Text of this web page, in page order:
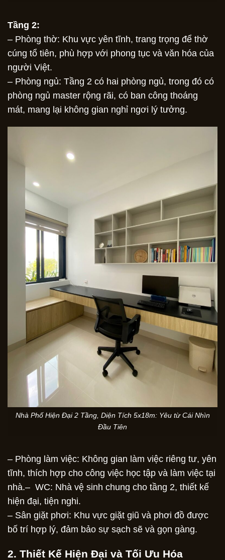
Tầng 2:
– Phòng thờ: Khu vực yên tĩnh, trang trọng để thờ
cúng tổ tiên, phù hợp với phong tục và văn hóa của
người Việt.
– Phòng ngủ: Tầng 2 có hai phòng ngủ, trong đó có
phòng ngủ master rộng rãi, có ban công thoáng
mát, mang lại không gian nghỉ ngơi lý tưởng.
Nhà Phố Hiện Đại 2 Tầng, Diện Tích 5x18m: Yêu từ Cái Nhìn
Đầu Tiên
– Phòng làm việc: Không gian làm việc riêng tư, yên
tĩnh, thích hợp cho công việc học tập và làm việc tại
nhà.– WC: Nhà vệ sinh chung cho tầng 2, thiết kế
hiện đại, tiện nghi.
– Sân giặt phơi: Khu vực giặt giũ và phơi đồ được
bố trí hợp lý, đảm bảo sự sạch sẽ và gọn gàng.
2. Thiết Kế Hiện Đại và Tối Ưu Hóa